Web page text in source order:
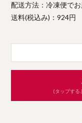
配送方法：冷凍便でお
送料(税込み)：924円
(タップする